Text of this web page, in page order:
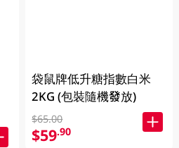
袋鼠牌低升糖指數白米
2KG (包裝隨機發放)
$65.00
$59.90